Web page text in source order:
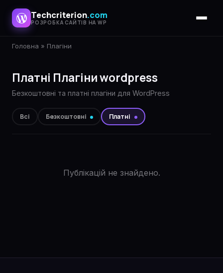
Techcriterion.com
РОЗРОБКА САЙТІВ НА WP
Головна » Плагіни
Платні Плагіни wordpress
Безкоштовні та платні плагіни для WordPress
Всі Безкоштовні Платні
Публікацій не знайдено.